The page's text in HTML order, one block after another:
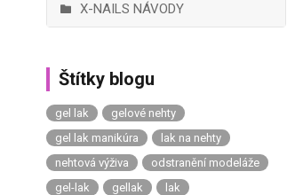
X-NAILS NÁVODY
Štítky blogu
gel lak
gelové nehty
gel lak manikúra
lak na nehty
nehtová výživa
odstranění modeláže
gel-lak
gellak
lak